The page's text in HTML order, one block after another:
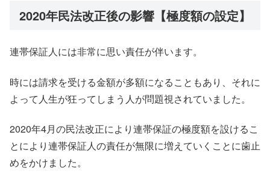
2020年民法改正後の影響【極度額の設定】
連帯保証人には非常に思い責任が伴います。
時には請求を受ける金額が多額になることもあり、それに
よって人生が狂ってしまう人が問題視されていました。
2020年4月の民法改正により連帯保証の極度額を設けるこ
とにより連帯保証人の責任が無限に増えていくことに歯止
めをかけました。